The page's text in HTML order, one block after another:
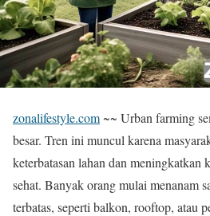
zonalifestyle.com ~~ Urban farming
besar. Tren ini muncul karena
keterbatasan lahan dan meningkatkan
sehat. Banyak orang mulai menanam
terbatas, seperti balkon, rooftop, atau